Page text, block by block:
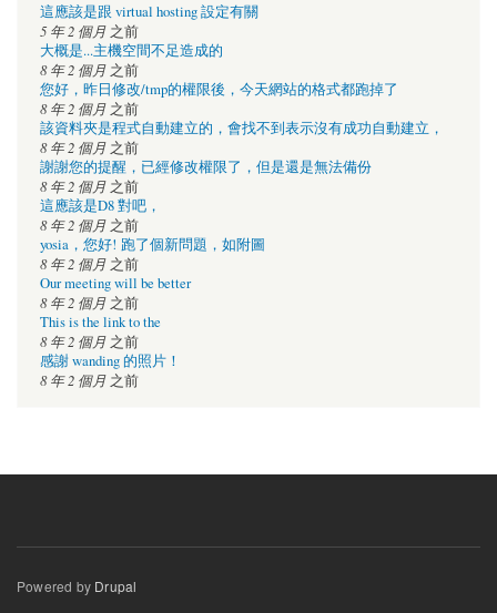
這應該是跟 virtual hosting 設定有關
5 年 2 個月 之前
大概是...主機空間不足造成的
8 年 2 個月 之前
您好，昨日修改/tmp的權限後，今天網站的格式都跑掉了
8 年 2 個月 之前
該資料夾是程式自動建立的，會找不到表示沒有成功自動建立，
8 年 2 個月 之前
謝謝您的提醒，已經修改權限了，但是還是無法備份
8 年 2 個月 之前
這應該是D8 對吧，
8 年 2 個月 之前
yosia，您好! 跑了個新問題，如附圖
8 年 2 個月 之前
Our meeting will be better
8 年 2 個月 之前
This is the link to the
8 年 2 個月 之前
感謝 wanding 的照片！
8 年 2 個月 之前
Powered by Drupal